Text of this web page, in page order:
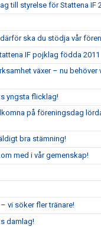
till styrelse för Stattena IF
ska du stödja vår
IF pojklag födda 2011
växer – nu behöver
yngsta flicklag!
på föreningsdag
bra stämning!
med i vår gemenskap!
vi söker fler tränare!
damlag!